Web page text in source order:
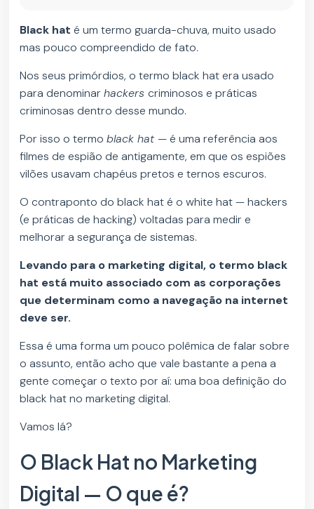
Black hat é um termo guarda-chuva, muito usado
mas pouco compreendido de fato.
Nos seus primórdios, o termo black hat era usado
para denominarhackerscriminosos e práticas
criminosas dentro desse mundo.
Por isso o termoblack hat— é uma referência aos
filmes de espião de antigamente, em que os espiões
vilões usavam chapéus pretos e ternos escuros.
O contraponto do black hat é o white hat — hackers
(e práticas de hacking) voltadas para medir e
melhorar a segurança de sistemas.
Levando para o marketing digital, o termo black
hat está muito associado com as corporações
que determinam como a navegação na internet
deve ser.
Essa é uma forma um pouco polêmica de falar sobre
o assunto, então acho que vale bastante a pena a
gente começar o texto por aí: uma boa definição do
black hat no marketing digital.
Vamos lá?
O Black Hat no Marketing
Digital — O que é?